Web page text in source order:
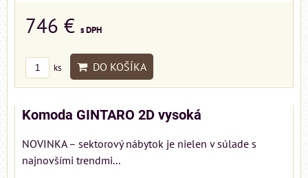
746 € s DPH
ks DO KOŠÍKA
Komoda GINTARO 2D vysoká
NOVINKA – sektorový nábytok je nielen v súlade s
najnovšími trendmi...